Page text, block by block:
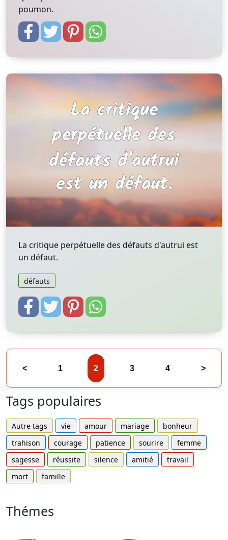
poumon.
La critique perpétuelle des défauts d'autrui est
un défaut.
défauts
< 1 2 3 4 >
Tags populaires
Autre tags vie amour mariage
bonheur
trahison
courage patience sourire
femme
sagesse
réussite silence amitié
travail
mort
famille
Thémes
Autres